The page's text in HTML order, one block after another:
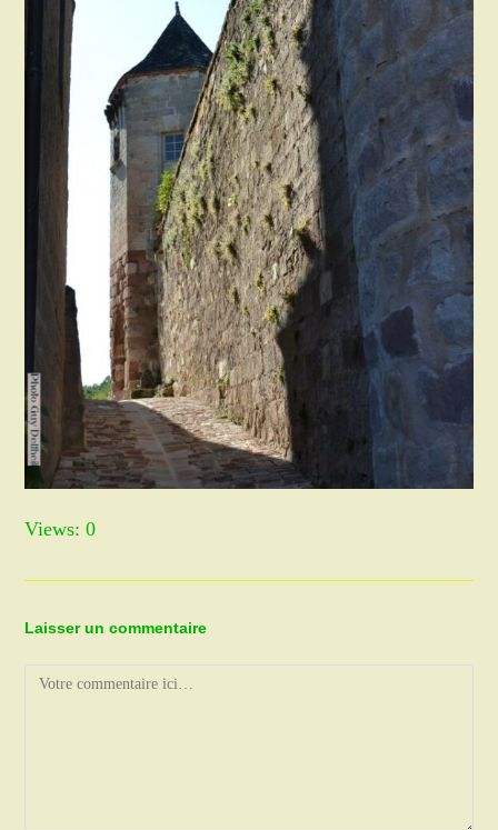
Views: 0
Laisser un commentaire
Comment